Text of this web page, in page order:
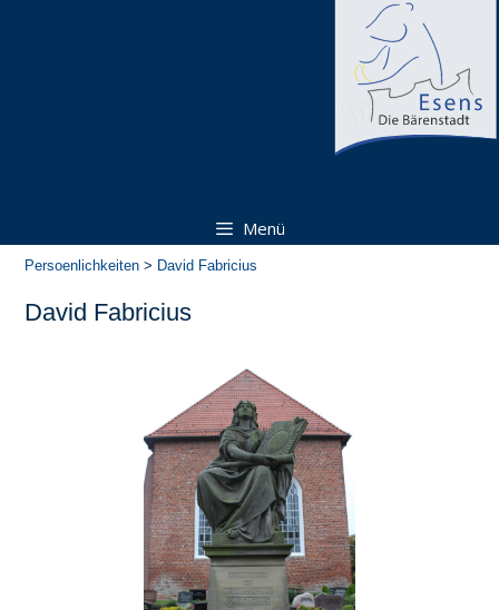
Menü
Persoenlichkeiten > David Fabricius
David Fabricius